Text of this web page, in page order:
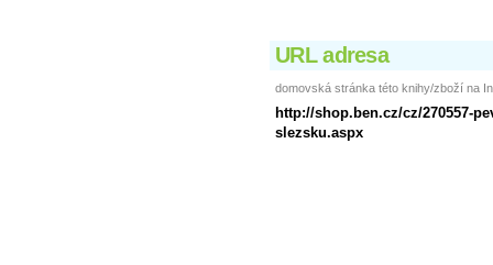
URL adresa
domovská stránka této knihy/zboží na
http://shop.ben.cz/cz/270557-
slezsku.aspx